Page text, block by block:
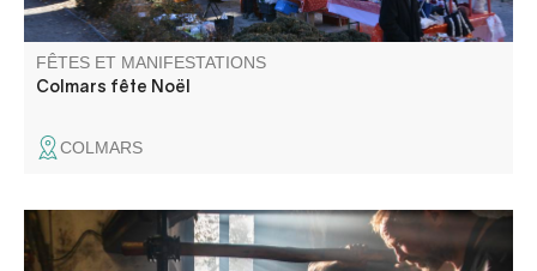
FÊTES ET MANIFESTATIONS
Colmars fête Noël
COLMARS
Venez découvrir les secrets des mouliniers et les